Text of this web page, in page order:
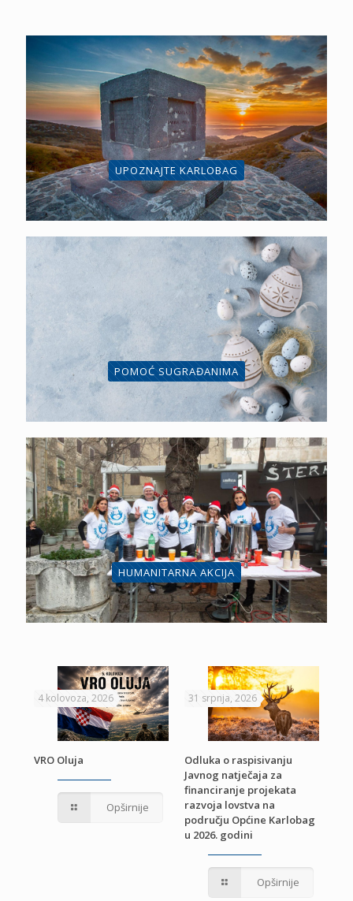
UPOZNAJTE KARLOBAG
POMOĆ SUGRAĐANIMA
HUMANITARNA AKCIJA
4 kolovoza, 2026
VRO Oluja
Opširnije
31 srpnja, 2026
Odluka o raspisivanju
Javnog natječaja za
financiranje projekata
razvoja lovstva na
području Općine Karlobag
u 2026. godini
Opširnije